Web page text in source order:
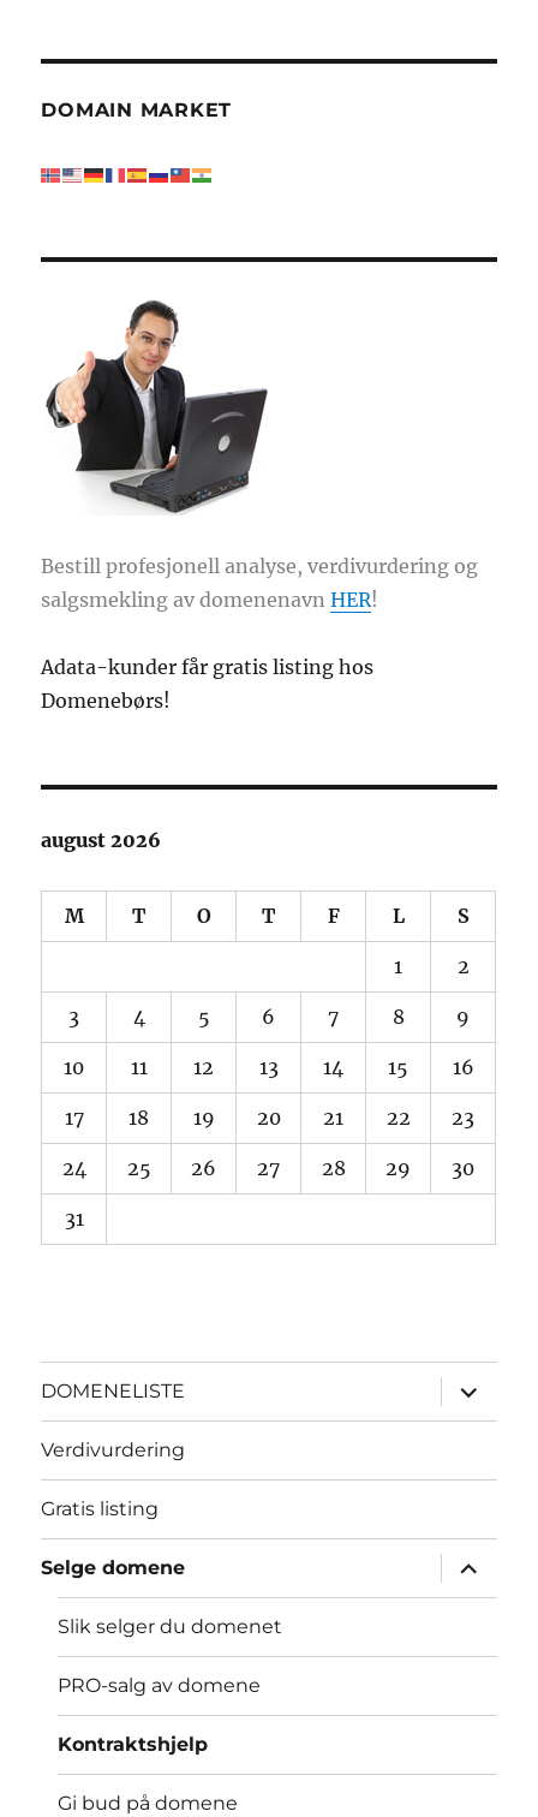
DOMAIN MARKET
Bestill profesjonell analyse, verdivurdering og
salgsmekling av domenenavnHER!
Adata-kunder får gratis listing hos
Domenebørs!
august 2026
M T O T F L S
1 2
3 4 5 6 7 8 9
10 11 12 13 14 15 16
17 18 19 20 21 22 23
24 25 26 27 28 29 30
31
DOMENELISTE
Utvid
Verdivurdering
Gratis listing
Selge domene
Utvid
Slik selger du domenet
PRO-salg av domene
Kontraktshjelp
Gi bud på domene